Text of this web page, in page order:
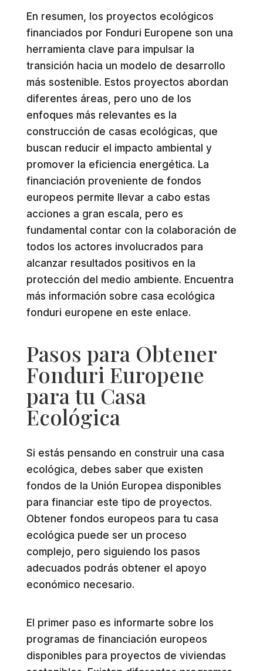
En resumen, los proyectos ecológicos
financiados por Fonduri Europene son una
herramienta clave para impulsar la
transición hacia un modelo de desarrollo
más sostenible. Estos proyectos abordan
diferentes áreas, pero uno de los
enfoques más relevantes es la
construcción de casas ecológicas, que
buscan reducir el impacto ambiental y
promover la eficiencia energética. La
financiación proveniente de fondos
europeos permite llevar a cabo estas
acciones a gran escala, pero es
fundamental contar con la colaboración de
todos los actores involucrados para
alcanzar resultados positivos en la
protección del medio ambiente. Encuentra
más información sobre casa ecológica
fonduri europene en este enlace.
Pasos para Obtener
Fonduri Europene
para tu Casa
Ecológica
Si estás pensando en construir una casa
ecológica, debes saber que existen
fondos de la Unión Europea disponibles
para financiar este tipo de proyectos.
Obtener fondos europeos para tu casa
ecológica puede ser un proceso
complejo, pero siguiendo los pasos
adecuados podrás obtener el apoyo
económico necesario.
El primer paso es informarte sobre los
programas de financiación europeos
disponibles para proyectos de viviendas